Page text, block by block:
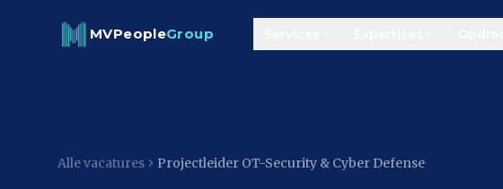
MVPeopleGroup
Alle vacatures Projectleider OT-Security & Cyber Defense